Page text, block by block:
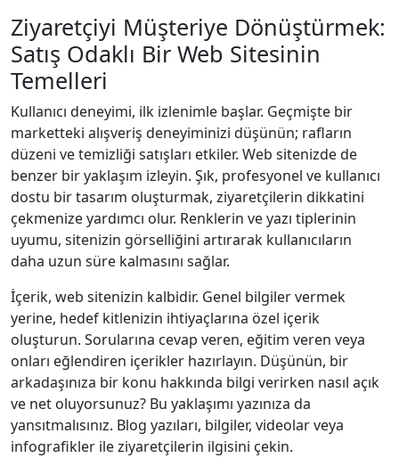
Ziyaretçiyi Müşteriye Dönüştürmek:
Satış Odaklı Bir Web Sitesinin
Temelleri
Kullanıcı deneyimi, ilk izlenimle başlar. Geçmişte bir
marketteki alışveriş deneyiminizi düşünün; rafların
düzeni ve temizliği satışları etkiler. Web sitenizde de
benzer bir yaklaşım izleyin. Şık, profesyonel ve kullanıcı
dostu bir tasarım oluşturmak, ziyaretçilerin dikkatini
çekmenize yardımcı olur. Renklerin ve yazı tiplerinin
uyumu, sitenizin görselliğini artırarak kullanıcıların
daha uzun süre kalmasını sağlar.
İçerik, web sitenizin kalbidir. Genel bilgiler vermek
yerine, hedef kitlenizin ihtiyaçlarına özel içerik
oluşturun. Sorularına cevap veren, eğitim veren veya
onları eğlendiren içerikler hazırlayın. Düşünün, bir
arkadaşınıza bir konu hakkında bilgi verirken nasıl açık
ve net oluyorsunuz? Bu yaklaşımı yazınıza da
yansıtmalısınız. Blog yazıları, bilgiler, videolar veya
infografikler ile ziyaretçilerin ilgisini çekin.